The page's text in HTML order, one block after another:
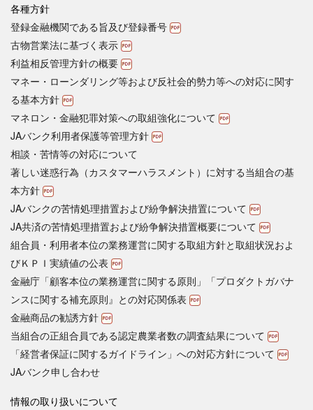
各種方針
登録金融機関である旨及び登録番号
古物営業法に基づく表示
利益相反管理方針の概要
マネー・ローンダリング等および反社会的勢力等への対応に関す
る基本方針
マネロン・金融犯罪対策への取組強化について
JAバンク利用者保護等管理方針
相談・苦情等の対応について
著しい迷惑行為（カスタマーハラスメント）に対する当組合の基
本方針
JAバンクの苦情処理措置および紛争解決措置について
JA共済の苦情処理措置および紛争解決措置概要について
組合員・利用者本位の業務運営に関する取組方針と取組状況およ
びＫＰＩ実績値の公表
金融庁「顧客本位の業務運営に関する原則」「プロダクトガバナ
ンスに関する補充原則』との対応関係表
金融商品の勧誘方針
当組合の正組合員である認定農業者数の調査結果について
「経営者保証に関するガイドライン」への対応方針について
JAバンク申し合わせ
情報の取り扱いについて